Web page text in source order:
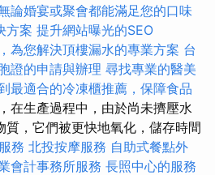
論婚宴或聚會都能滿足您的口味
方案 提升網站曝光的SEO
為您解決頂樓漏水的專業方案 台
證的申請與辦理 尋找專業的醫美
最適合的冷凍櫃推薦，保障食品
在生產過程中，由於尚未擠壓水
質，它們被更快地氧化，儲存時間
務 北投按摩服務 自助式餐點外
會計事務所服務 長照中心的服務